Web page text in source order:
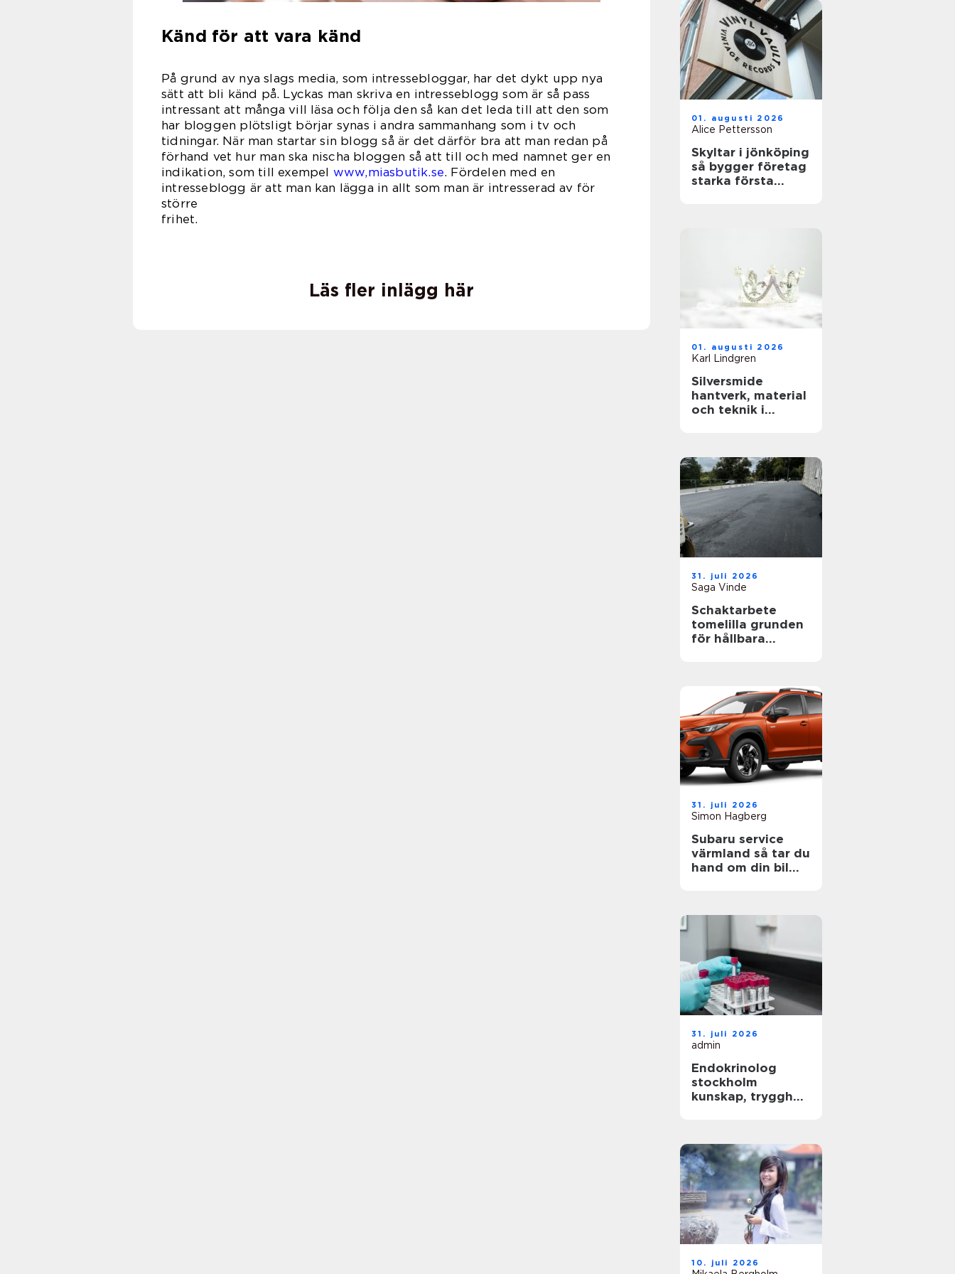
Känd för att vara känd
På grund av nya slags media, som intressebloggar, har det dykt upp nya
sätt att bli känd på. Lyckas man skriva en intresseblogg som är så pass
intressant att många vill läsa och följa den så kan det leda till att den som
har bloggen plötsligt börjar synas i andra sammanhang som i tv och
tidningar. När man startar sin blogg så är det därför bra att man redan på
förhand vet hur man ska nischa bloggen så att till och med namnet ger en
indikation, som till exempel www,miasbutik.se. Fördelen med en
intresseblogg är att man kan lägga in allt som man är intresserad av för
större
frihet.
Läs fler inlägg här
01. augusti 2026
Alice Pettersson
Skyltar i jönköping
så bygger företag
starka första
01. augusti 2026
Karl Lindgren
Silversmide
hantverk, material
och teknik i
31. juli 2026
Saga Vinde
Schaktarbete
tomelilla grunden
för hållbara
31. juli 2026
Simon Hagberg
Subaru service
värmland så tar du
hand om din bil
31. juli 2026
admin
Endokrinolog
stockholm
kunskap, trygghet
10. juli 2026